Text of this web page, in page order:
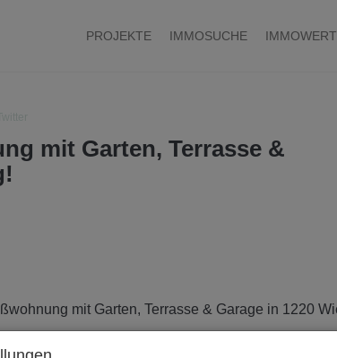
PROJEKTE IMMOSUCHE IMMOWERT
mit Garten, Terrasse &